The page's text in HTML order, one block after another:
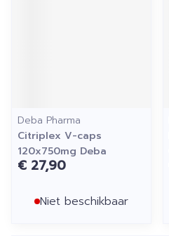
Deba Pharma
Citriplex V-caps
120x750mg Deba
€ 27,90
Niet beschikbaar